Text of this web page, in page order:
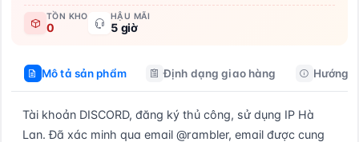
TỒN KHO
0
HẬU MÃI
5 giờ
Mô tả sản phẩm Định dạng giao hàng Hướng
Tài khoản DISCORD, đăng ký thủ công, sử dụng IP Hà
Lan. Đã xác minh qua email @rambler, email được cung